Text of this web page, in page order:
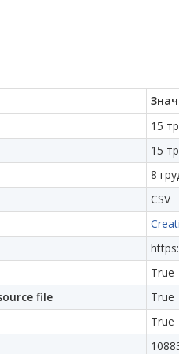
15
15
8
CSV
True
file
True
True